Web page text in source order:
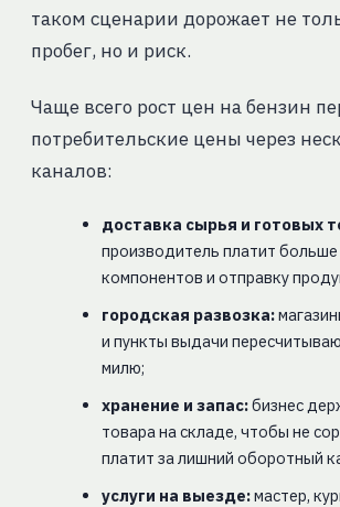
таком сценарии дорожает не
пробег, но и риск.
Чаще всего рост цен на бензин
потребительские цены через
каналов:
доставка сырья и готовых
производитель платит больше
компонентов и отправку
городская развозка:
и пункты выдачи
милю;
хранение и запас:бизнес
товара на складе, чтобы не
платит за лишний оборотный
услуги на выезде:мастер,